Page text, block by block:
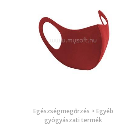
Egészségmegőrzés > Egyéb
gyógyászati termék